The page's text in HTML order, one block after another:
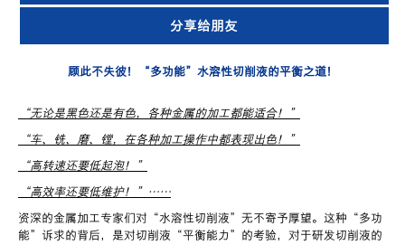
分享给朋友
顾此不失彼！ “多功能” 水溶性切削液的平衡之道！
“无论是黑色还是有色，各种金属的加工都能适合！
”
“车、铣、磨、镗，在各种加工操作中都表现出色！
”
“高转速还要低起泡！
”
“高效率还要低维护！
”……
资深的金属加工专家们对 “水溶性切削液” 无不寄予厚望。这种 “多功
能” 诉求的背后，是对切削液 “平衡能力” 的考验，对于研发切削液的